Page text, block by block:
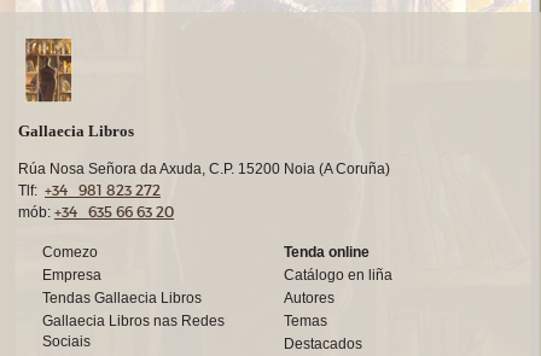
Gallaecia Libros
Rúa Nosa Señora da Axuda, C.P. 15200 Noia (A Coruña)
Tlf: +34 981 823 272
mób: +34 635 66 63 20
Comezo
Empresa
Tendas Gallaecia Libros
Gallaecia Libros nas Redes
Sociais
Tenda online
Catálogo en liña
Autores
Temas
Destacados